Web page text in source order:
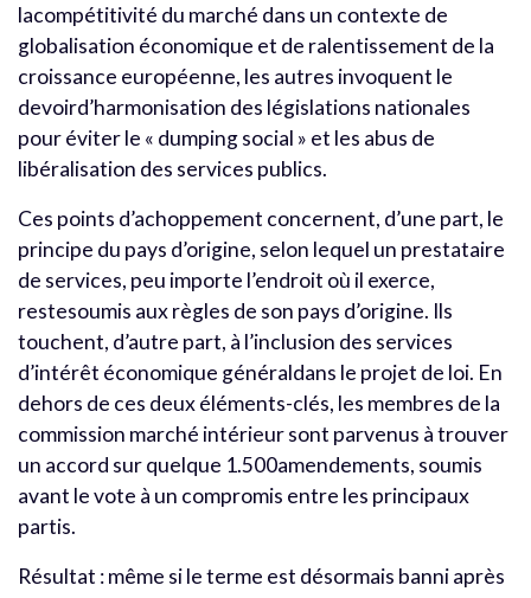
lacompétitivité du marché dans un contexte de
globalisation économique et de ralentissement de la
croissance européenne, les autres invoquent le
devoird’harmonisation des législations nationales
pour éviter le « dumping social » et les abus de
libéralisation des services publics.
Ces points d’achoppement concernent, d’une part, le
principe du pays d’origine, selon lequel un prestataire
de services, peu importe l’endroit où il exerce,
restesoumis aux règles de son pays d’origine. Ils
touchent, d’autre part, à l’inclusion des services
d’intérêt économique généraldans le projet de loi. En
dehors de ces deux éléments-clés, les membres de la
commission marché intérieur sont parvenus à trouver
un accord sur quelque 1.500amendements, soumis
avant le vote à un compromis entre les principaux
partis.
Résultat : même si le terme est désormais banni après